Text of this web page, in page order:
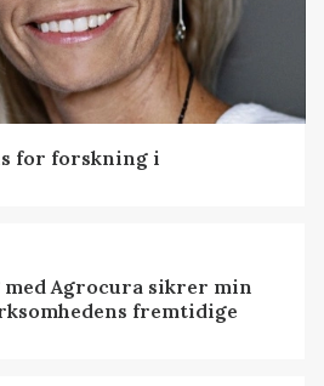
for forskning i
med Agrocura sikrer min
fremtidige